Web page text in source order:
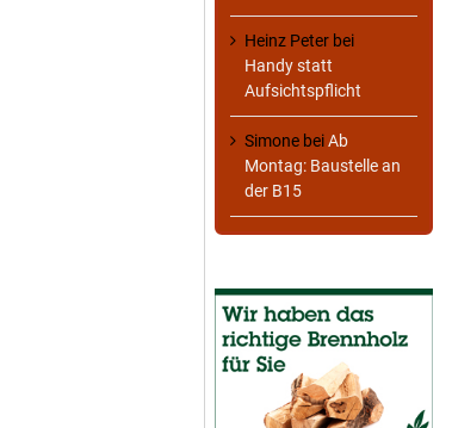
Heinz Peter bei
Handy statt
Aufsichtspflicht
Simone beiAb
Montag: Baustelle an
der B15